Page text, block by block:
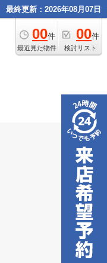
最終更新：2026年08月07日
00件
最近見た物件
00件
検討リスト